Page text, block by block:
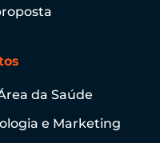
da Saúde
e Marketing